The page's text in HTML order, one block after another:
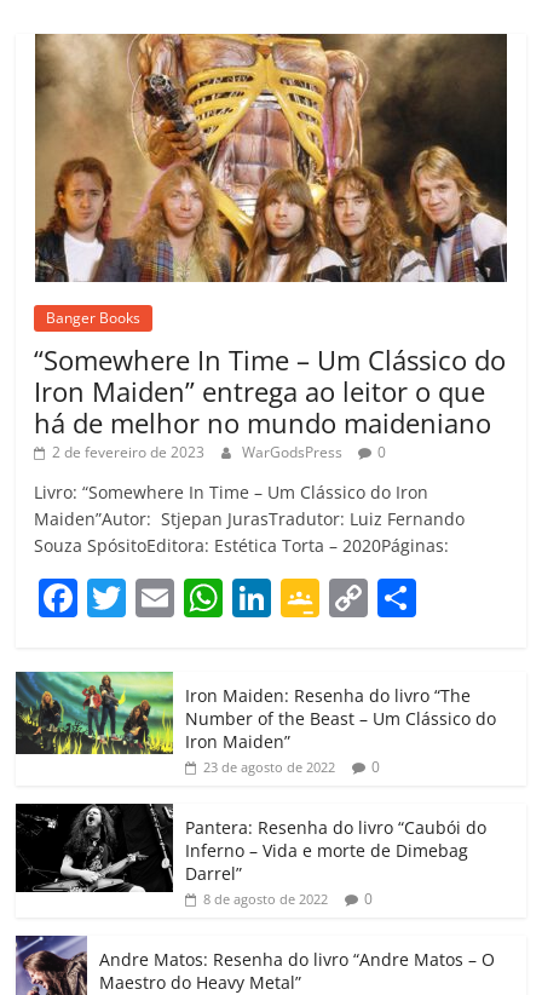
Banger Books
“Somewhere In Time – Um Clássico do
Iron Maiden” entrega ao leitor o que
há de melhor no mundo maideniano
2 de fevereiro de 2023 WarGodsPress 0
Livro: “Somewhere In Time – Um Clássico do Iron
Maiden”Autor: Stjepan JurasTradutor: Luiz Fernando
Souza SpósitoEditora: Estética Torta – 2020Páginas:
F
c
e
b
o
o
k
T
itt
er
E W
at
s
A
p
Li
e
dI
G
gl
e
Cl
a
ss
ro
o
C
p
y
Li
k
m
p
h
ar
Iron Maiden: Resenha do livro “The
Number of the Beast – Um Clássico do
Iron Maiden”
23 de agosto de 2022 0
Pantera: Resenha do livro “Caubói do
Inferno – Vida e morte de Dimebag
Darrel”
8 de agosto de 2022 0
Andre Matos: Resenha do livro “Andre Matos – O
Maestro do Heavy Metal”